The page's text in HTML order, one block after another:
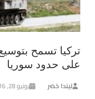
تركيا تسمح
على حدود سوريا
ليندا خضر يونيو 28, 2016